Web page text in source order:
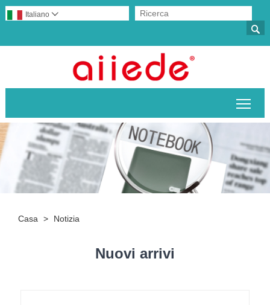

Italiano 
Casa > Notizia
Nuovi arrivi